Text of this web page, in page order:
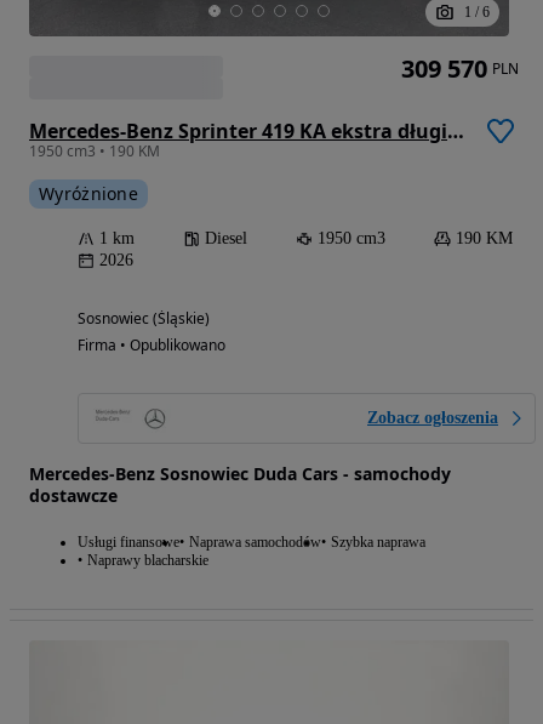
1 / 6
Mercedes-Benz Sprinter 419 KA ekstra długi SELECT
1950 cm3 • 190 KM
Wyróżnione
1 km Diesel 1950 cm3
190 KM
2026
Sosnowiec (Śląskie)
Firma • Opublikowano
Zobacz ogłoszenia
Mercedes-Benz Sosnowiec Duda Cars - samochody
dostawcze
Usługi finansowe Naprawa samochodów Szybka naprawa
Naprawy blacharskie
309 570 PLN